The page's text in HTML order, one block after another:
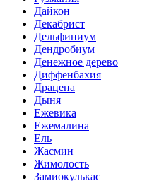
Дайкон
Декабрист
Дельфиниум
Дендробиум
Денежное дерево
Диффенбахия
Драцена
Дыня
Ежевика
Ежемалина
Ель
Жасмин
Жимолость
Замиокулькас